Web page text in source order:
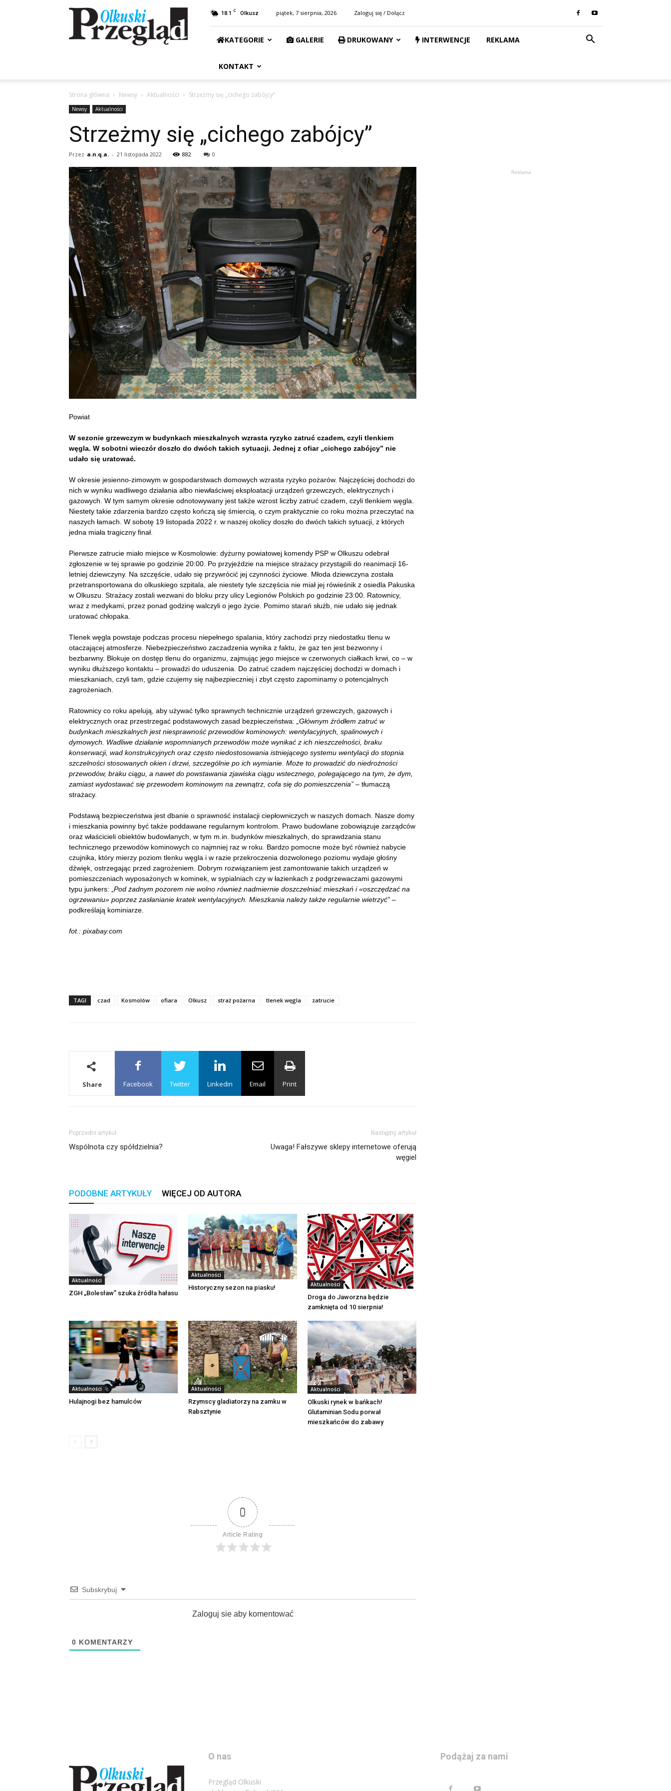
Przegląd
Olkuski
18.1 C Olkusz piątek, 7 sierpnia, 2026 Zaloguj się / Dołącz
KATEGORIE GALERIE DRUKOWANY INTERWENCJE REKLAMA
KONTAKT
Strona główna Newsy Aktualności Strzeżmy się „cichego zabójcy”
Newsy Aktualności
Strzeżmy się „cichego zabójcy”
Przez a.n.q.a. - 21 listopada 2022 882 0
Powiat
W sezonie grzewczym w budynkach mieszkalnych wzrasta ryzyko zatruć czadem, czyli tlenkiem
węgla. W sobotni wieczór doszło do dwóch takich sytuacji. Jednej z ofiar „cichego zabójcy” nie
udało się uratować.
W okresie jesienno-zimowym w gospodarstwach domowych wzrasta ryzyko pożarów. Najczęściej dochodzi do
nich w wyniku wadliwego działania albo niewłaściwej eksploatacji urządzeń grzewczych, elektrycznych i
gazowych. W tym samym okresie odnotowywany jest także wzrost liczby zatruć czadem, czyli tlenkiem węgla.
Niestety takie zdarzenia bardzo często kończą się śmiercią, o czym praktycznie co roku można przeczytać na
naszych łamach. W sobotę 19 listopada 2022 r. w naszej okolicy doszło do dwóch takich sytuacji, z których
jedna miała tragiczny finał.
Pierwsze zatrucie miało miejsce w Kosmolowie: dyżurny powiatowej komendy PSP w Olkuszu odebrał
zgłoszenie w tej sprawie po godzinie 20:00. Po przyjeździe na miejsce strażacy przystąpili do reanimacji 16-
letniej dziewczyny. Na szczęście, udało się przywrócić jej czynności życiowe. Młoda dziewczyna została
przetransportowana do olkuskiego szpitala, ale niestety tyle szczęścia nie miał jej rówieśnik z osiedla Pakuska
w Olkuszu. Strażacy zostali wezwani do bloku przy ulicy Legionów Polskich po godzinie 23:00. Ratownicy,
wraz z medykami, przez ponad godzinę walczyli o jego życie. Pomimo starań służb, nie udało się jednak
uratować chłopaka.
Tlenek węgla powstaje podczas procesu niepełnego spalania, który zachodzi przy niedostatku tlenu w
otaczającej atmosferze. Niebezpieczeństwo zaczadzenia wynika z faktu, że gaz ten jest bezwonny i
bezbarwny. Blokuje on dostęp tlenu do organizmu, zajmując jego miejsce w czerwonych ciałkach krwi, co – w
wyniku dłuższego kontaktu – prowadzi do uduszenia. Do zatruć czadem najczęściej dochodzi w domach i
mieszkaniach, czyli tam, gdzie czujemy się najbezpieczniej i zbyt często zapominamy o potencjalnych
zagrożeniach.
Ratownicy co roku apelują, aby używać tylko sprawnych technicznie urządzeń grzewczych, gazowych i
elektrycznych oraz przestrzegać podstawowych zasad bezpieczeństwa:
„Głównym źródłem zatruć w
budynkach mieszkalnych jest niesprawność przewodów kominowych: wentylacyjnych, spalinowych i
dymowych. Wadliwe działanie wspomnianych przewodów może wynikać z ich nieszczelności, braku
konserwacji, wad konstrukcyjnych oraz często niedostosowania istniejącego systemu wentylacji do stopnia
szczelności stosowanych okien i drzwi, szczególnie po ich wymianie. Może to prowadzić do niedrożności
przewodów, braku ciągu, a nawet do powstawania zjawiska ciągu wstecznego, polegającego na tym, że dym,
zamiast wydostawać się przewodem kominowym na zewnątrz, cofa się do pomieszczenia” – tłumaczą
strażacy.
Podstawą bezpieczeństwa jest dbanie o sprawność instalacji ciepłowniczych w naszych domach. Nasze domy
i mieszkania powinny być także poddawane regularnym kontrolom. Prawo budowlane zobowiązuje zarządców
oraz właścicieli obiektów budowlanych, w tym m.in. budynków mieszkalnych, do sprawdzania stanu
technicznego przewodów kominowych co najmniej raz w roku. Bardzo pomocne może być również nabycie
czujnika, który mierzy poziom tlenku węgla i w razie przekroczenia dozwolonego poziomu wydaje głośny
dźwięk, ostrzegając przed zagrożeniem. Dobrym rozwiązaniem jest zamontowanie takich urządzeń w
pomieszczeniach wyposażonych w kominek, w sypialniach czy w łazienkach z podgrzewaczami gazowymi
typu junkers: „ Pod żadnym pozorem nie wolno również nadmiernie doszczelniać mieszkań i «oszczędzać na
ogrzewaniu» poprzez zasłanianie kratek wentylacyjnych. Mieszkania należy także regularnie wietrzyć” –
podkreślają kominiarze.
fot.: pixabay.com
TAGI czad Kosmolów ofiara Olkusz straż pożarna tlenek węgla zatrucie
Share Facebook Twitter Linkedin Email Print
Poprzedni artykuł
Wspólnota czy spółdzielnia?
Następny artykuł
Uwaga! Fałszywe sklepy internetowe oferują
węgiel
PODOBNE ARTYKUŁY WIĘCEJ OD AUTORA
Aktualności
ZGH „Bolesław” szuka źródła hałasu
Aktualności
Historyczny sezon na piasku! Aktualności
Droga do Jaworzna będzie
zamknięta od 10 sierpnia!
Aktualności
Hulajnogi bez hamulców
Aktualności
Rzymscy gladiatorzy na zamku w
Rabsztynie
Aktualności
Olkuski rynek w bańkach!
Glutaminian Sodu porwał
mieszkańców do zabawy
0
Article Rating
Subskrybuj
Zaloguj sie aby komentować
0 KOMENTARZY
Reklama
O nas
Przegląd Olkuski
Podążaj za nami